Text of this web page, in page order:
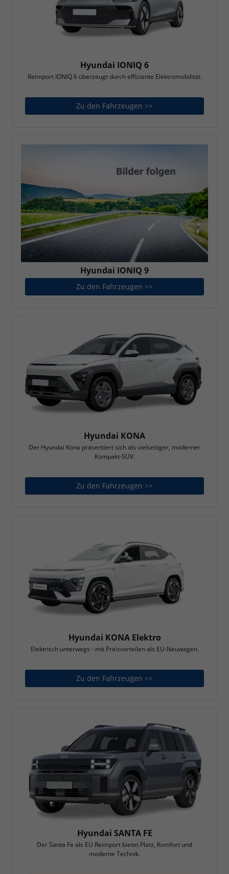
Hyundai IONIQ 6
Reimport IONIQ 6 überzeugt durch effiziente Elektromobilität.
Zu den Fahrzeugen >>
Hyundai IONIQ 9
Zu den Fahrzeugen >>
Hyundai KONA
Der Hyundai Kona präsentiert sich als vielseitiger, moderner
Kompakt-SUV.
Zu den Fahrzeugen >>
Hyundai KONA Elektro
Elektrisch unterwegs - mit Preisvorteilen als EU-Neuwagen.
Zu den Fahrzeugen >>
Hyundai SANTA FE
Der Santa Fe als EU Reimport bietet Platz, Komfort und
moderne Technik.